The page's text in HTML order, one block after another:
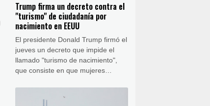
Trump firma un decreto contra el
"turismo" de ciudadanía por
nacimiento en EEUU
El presidente Donald Trump firmó el
jueves un decreto que impide el
llamado "turismo de nacimiento",
que consiste en que mujeres
ciudadanía de ese país.